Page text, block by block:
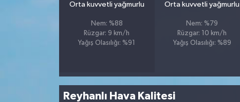
Orta kuvvetli yağmurlu
Nem: %88
Rüzgar: 9 km/h
Yağış Olasılığı: %91
Orta kuvvetli yağmurlu
Nem: %79
Rüzgar: 10 km/h
Yağış Olasılığı: %89
Reyhanlı Hava Kalitesi